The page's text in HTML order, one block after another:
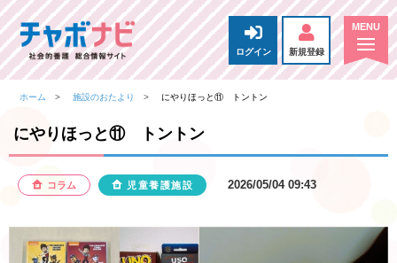
ログイン 新規登録
ホーム 施設のおたより にやりほっと⑪ トントン
にやりほっと⑪ トントン
コラム 児童養護施設 2026/05/04 09:43